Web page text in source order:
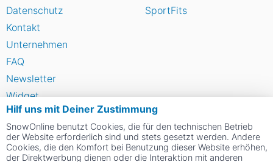
Hilf uns mit Deiner Zustimmung
SnowOnline benutzt Cookies, die für den technischen Betrieb
der Website erforderlich sind und stets gesetzt werden. Andere
Cookies, die den Komfort bei Benutzung dieser Website erhöhen,
der Direktwerbung dienen oder die Interaktion mit anderen
Datenschutz
Kontakt
Unternehmen
FAQ
Newsletter
Widget
Umfragen
Skigebiet bewerten
SportFits